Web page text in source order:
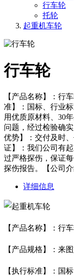
行车轮
托轮
起重机车轮
行车轮
【产品名称】：行
准】：国标、行业
用优质原材料、30
问题，经过检验确
优势】：交付及时
证】：我们公司有
过严格探伤，保证
探伤报告。【公司介
详细信息
【产品名称】：行
【产品规格】：来
【执行标准】：国